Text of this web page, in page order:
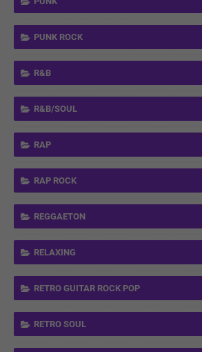
PUNK ROCK
R&B
R&B/SOUL
RAP
RAP ROCK
REGGAETON
RELAXING
RETRO GUITAR ROCK POP
RETRO SOUL